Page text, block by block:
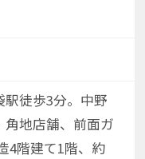
駅徒歩3分。中野
角地店舗、前面ガ
4階建て1階、約